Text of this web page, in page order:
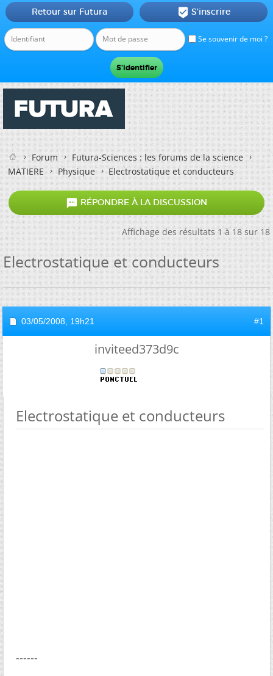
Se souvenir de moi ?
Retour sur Futura  S'inscrire
Forum
Futura-Sciences : les forums de la science
MATIERE
Physique Electrostatique et conducteurs
 RÉPONDRE À LA DISCUSSION
Affichage des résultats 1 à 18 sur 18
Electrostatique et conducteurs
03/05/2008, 19h21 #1
inviteed373d9c
Electrostatique et conducteurs
------